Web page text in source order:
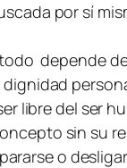
por sí
depende
libre del ser
sin su
o